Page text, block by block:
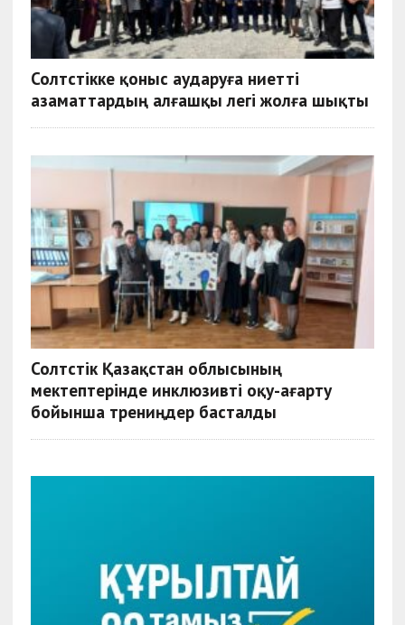
Солтүстікке қоныс аударуға ниетті
азаматтардың алғашқы легі жолға шықты
Солтүстік Қазақстан облысының
мектептерінде инклюзивті оқу-ағарту
бойынша трениңдер басталды